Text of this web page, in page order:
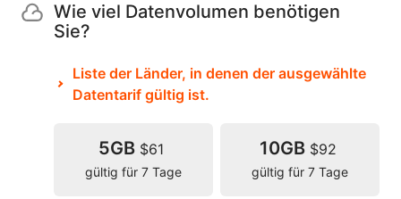
Wie viel Datenvolumen benötigen
Sie?
Liste der Länder, in denen der ausgewählte
Datentarif gültig ist.
5GB $61
gültig für 7 Tage
10GB $92
gültig für 7 Tage